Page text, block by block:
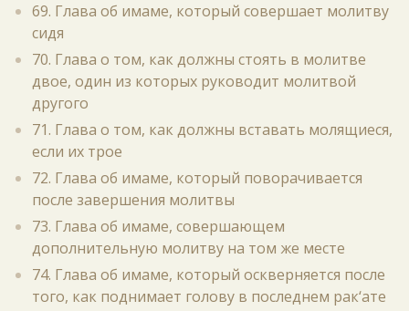
69. Глава об имаме, который совершает молитву
сидя
70. Глава о том, как должны стоять в молитве
двое, один из которых руководит молитвой
другого
71. Глава о том, как должны вставать молящиеся,
если их трое
72. Глава об имаме, который поворачивается
после завершения молитвы
73. Глава об имаме, совершающем
дополнительную молитву на том же месте
74. Глава об имаме, который оскверняется после
того, как поднимает голову в последнем рак‘ате